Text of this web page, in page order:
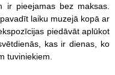
ir pieejamas bez maksas.
laiku muzejā kopā ar
piedāvāt aplūkot
kas ir dienas, ko
tuviniekiem.